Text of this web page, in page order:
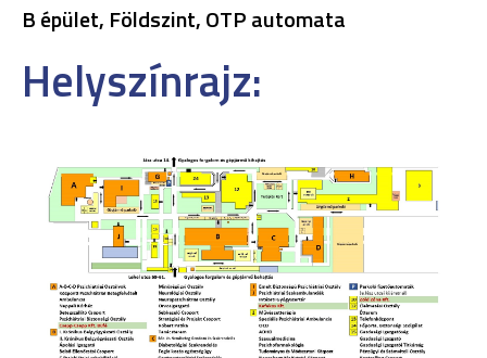
B épület, Földszint, OTP automata
Helyszínrajz: